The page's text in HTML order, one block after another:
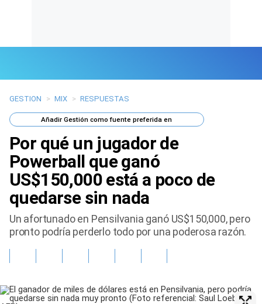
Últimas Noticias
Mi Bolsillo
Respuestas
Gente
Vida Laboral
Tendencias Mix
GESTION > MIX > RESPUESTAS
AñadirGestión como fuente preferida en
Por qué un jugador de
Powerball que ganó
US$150,000 está a poco de
quedarse sin nada
Un afortunado en Pensilvania ganó US$150,000, pero
pronto podría perderlo todo por una poderosa razón.